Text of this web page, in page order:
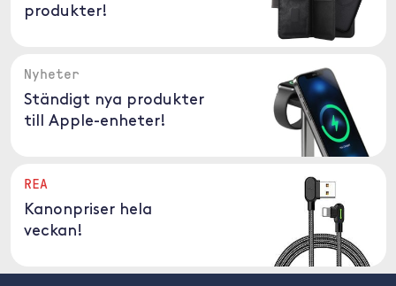
produkter!
Nyheter
Ständigt nya produkter
till Apple-enheter!
REA
Kanonpriser hela
veckan!